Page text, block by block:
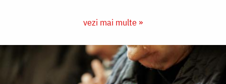
vezi mai multe »